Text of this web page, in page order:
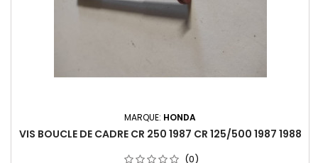
MARQUE: HONDA
VIS BOUCLE DE CADRE CR 250 1987 CR 125/500 1987 1988
(0)